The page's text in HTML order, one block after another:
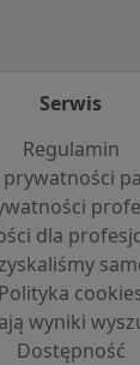
Serwis
Regulamin
dla
Polityka
wyniki
Dostępność